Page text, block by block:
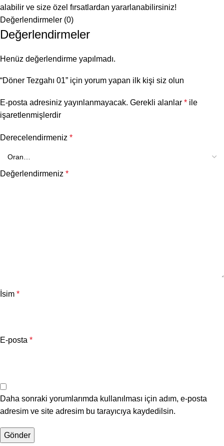
alabilir ve size özel fırsatlardan yararlanabilirsiniz!
Değerlendirmeler (0)
Değerlendirmeler
Henüz değerlendirme yapılmadı.
“Döner Tezgahı 01” için yorum yapan ilk kişi siz olun
E-posta adresiniz yayınlanmayacak. Gerekli alanlar * ile
işaretlenmişlerdir
Derecelendirmeniz *
Değerlendirmeniz *
İsim *
E-posta *
Daha sonraki yorumlarımda kullanılması için adım, e-posta
adresim ve site adresim bu tarayıcıya kaydedilsin.